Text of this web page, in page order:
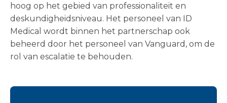
hoog op het gebied van professionaliteit en
deskundigheidsniveau. Het personeel van ID
Medical wordt binnen het partnerschap ook
beheerd door het personeel van Vanguard, om de
rol van escalatie te behouden.